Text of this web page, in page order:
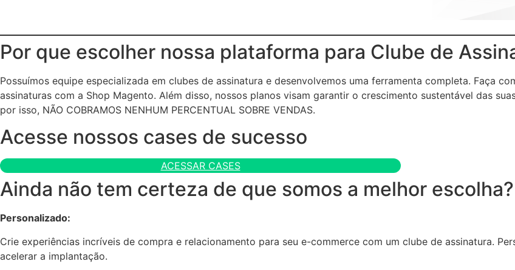
Por que escolher nossa plataforma para Clube de
Possuímos equipe especializada em clubes de assinatura e desenvolvemos uma ferramenta completa. Faça
assinaturas com a Shop Magento. Além disso, nossos planos visam garantir o crescimento sustentável das
por isso, NÃO COBRAMOS NENHUM PERCENTUAL SOBRE VENDAS.
Acesse nossos cases de sucesso
ACESSAR CASES
Ainda não tem certeza de que somos a melhor
Personalizado:
Crie experiências incríveis de compra e relacionamento para seu e-commerce com um clube de assinatura.
acelerar a implantação.